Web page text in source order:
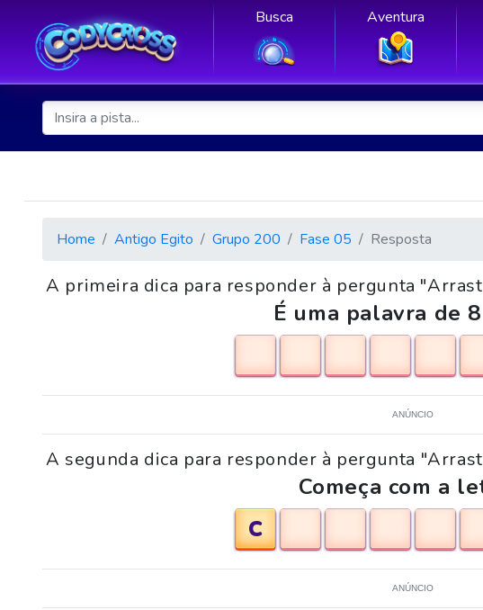
Busca Aventura
Home Antigo Egito Grupo 200 Fase 05 Resposta
A primeira dica para responder à pergunta
É uma palavra de
ANÚNCIO
A segunda dica para responder à pergunta
Começa com a
C
ANÚNCIO